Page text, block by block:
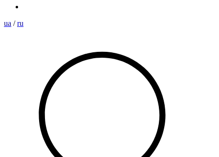
ua / ru